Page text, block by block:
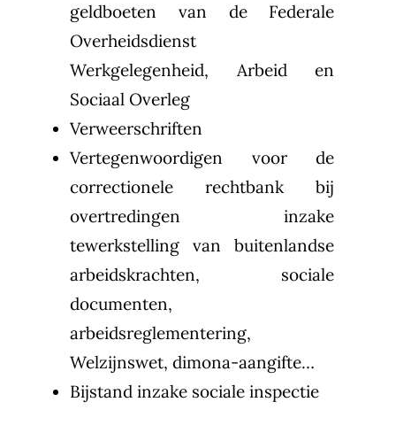
geldboeten van de Federale
Overheidsdienst
Werkgelegenheid, Arbeid en
Sociaal Overleg
Verweerschriften
Vertegenwoordigen voor de
correctionele rechtbank bij
overtredingen inzake
tewerkstelling van buitenlandse
arbeidskrachten, sociale
documenten,
arbeidsreglementering,
Welzijnswet, dimona-aangifte…
Bijstand inzake sociale inspectie